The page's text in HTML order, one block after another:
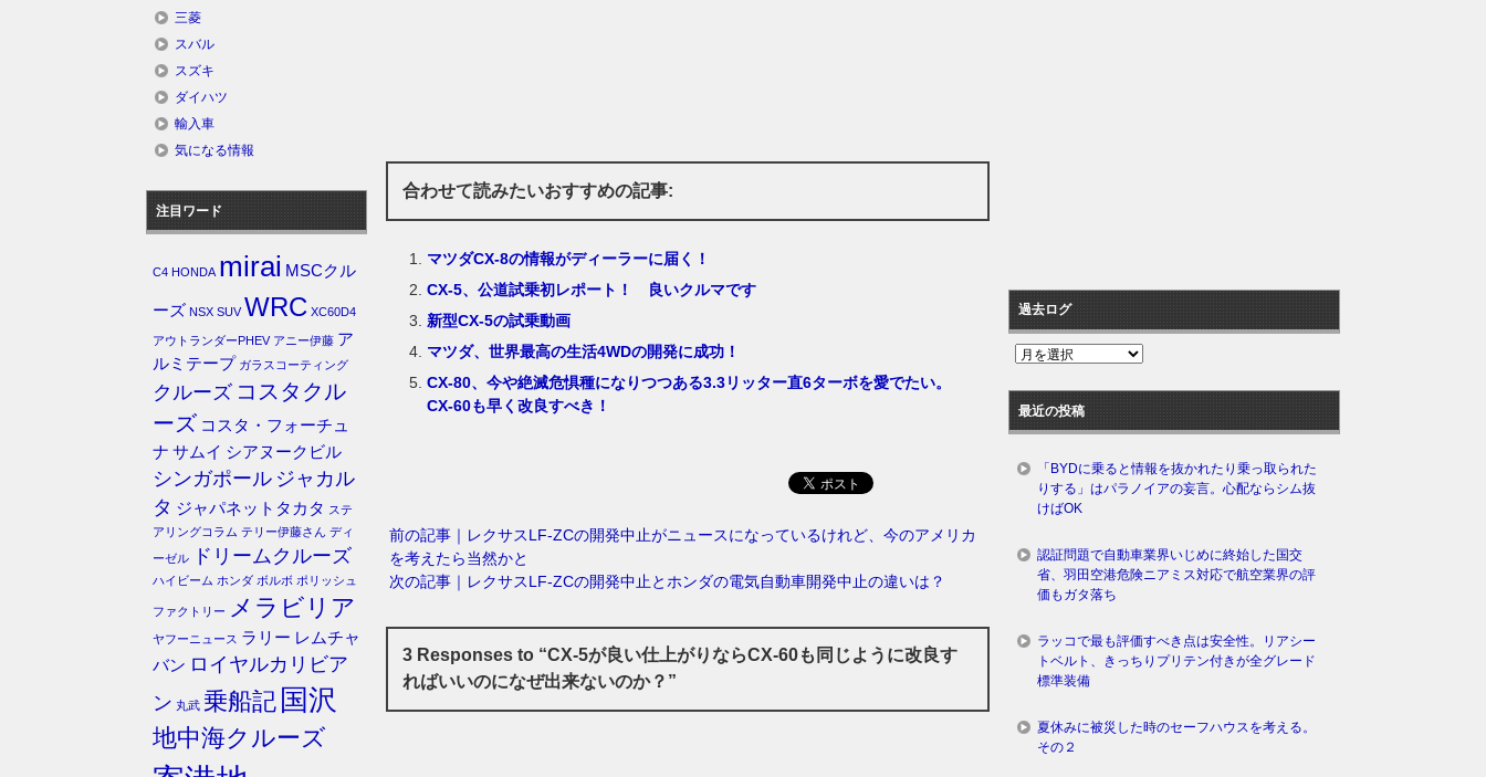
合わせて読みたいおすすめの記事:
マツダCX-8の情報がディーラーに届く！
CX-5、公道試乗初レポート！ 良いクルマです
新型CX-5の試乗動画
マツダ、世界最高の生活4WDの開発に成功！
CX-80、今や絶滅危惧種になりつつある3.3リッター直6ターボを愛でたい。
CX-60も早く改良すべき！
前の記事｜レクサスLF-ZCの開発中止がニュースになっているけれど、今のアメリカ
を考えたら当然かと
次の記事｜レクサスLF-ZCの開発中止とホンダの電気自動車開発中止の違いは？
3 Responses to “CX-5が良い仕上がりならCX-60も同じように改良す
ればいいのになぜ出来ないのか？”
三菱
スバル
スズキ
ダイハツ
輸入車
気になる情報
注目ワード
C4 HONDA mirai MSCクル
ーズ NSX SUV WRC XC60D4
アウトランダーPHEV アニー伊藤 ア
ルミテープ ガラスコーティング
クルーズ コスタクル
ーズ コスタ・フォーチュ
ナ サムイ シアヌークビル
シンガポール ジャカル
タ ジャパネットタカタ ステ
アリングコラム テリー伊藤さん ディ
ーゼル
ドリームクルーズ
ハイビーム ホンダ ボルボ ポリッシュ
ファクトリー メラビリア
ヤフーニュース ラリー レムチャ
バン ロイヤルカリビア
ン 丸武 乗船記 国沢
地中海クルーズ
過去ログ
過
ロ
グ
最近の投稿
「BYDに乗ると情報を抜かれたり乗っ取られた
りする」はパラノイアの妄言。心配ならシム抜
けばOK
認証問題で自動車業界いじめに終始した国交
省、羽田空港危険ニアミス対応で航空業界の評
価もガタ落ち
ラッコで最も評価すべき点は安全性。リアシー
トベルト、きっちりプリテン付きが全グレード
標準装備
夏休みに被災した時のセーフハウスを考える。
その２